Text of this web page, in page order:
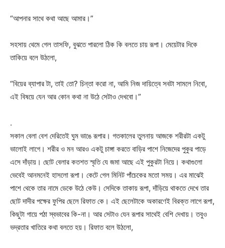
“আপনার সাথে কথা আছে আমার।”
সহসায় থেমে গেল তাসফি, বুঝতে পারলো ঠিক কি বলতে চায় রূপা। মেয়েটার দিকে
তাকিয়ে বলে উঠলো,
“বিয়ের ব্যাপার টা, তাই তো? চিন্তা করো না, আমি নিজ দায়িত্বে সবটা সামলে নিবো,
এই বিষয়ে যেন আর কোন কথা না উঠে সেটাও দেখবো।”
.
সকাল বেলা বেশ দেরিতেই ঘুম ভাঙে রূপার। গতকালের তুলনায় আজকে শরীরটা একটু
ভালোই লাগে। শরীর ও মন আরও একটু চাঙ্গা করতে বাড়ির পাশে নিজেদের পুকুর পাড়ে
এসে দাঁড়ায়। ছোট বেলার কতশত স্মৃতি যে জমা আছে এই পুকুরটা নিয়ে। কথাগুলো
ভেবেই আনমনেই হাসলো রূপা। কেটে গেল মিনিট পাঁচেকের মতো সময়। এর মাঝেই
পাশে থেকে তার নামে ডেকে উঠে কেউ। সেদিকে তাকায় রূপা, দাঁড়িয়ে থাকতে দেখে তার
ছোট দাদীর পক্ষের ফুপির ছেলে রিফাত কে। এই ছেলেটাকে অকারণেই বিরক্ত লাগে রূপা,
কিছুটা গায়ে পঠা স্বভাবের কি-না। আর সেটাও যেন রূপার সাথেই বেশি দেখায়। তবুও
ভদ্রতার খাতিরে কথা বলতে হয়। রিফাত বলে উঠলো,